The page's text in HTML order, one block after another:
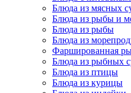
Блюда из мясных
Блюда из рыбы и
Блюда из рыбы
Блюда из
Фаршированная
Блюда из рыбных
Блюда из птицы
Блюда из курицы